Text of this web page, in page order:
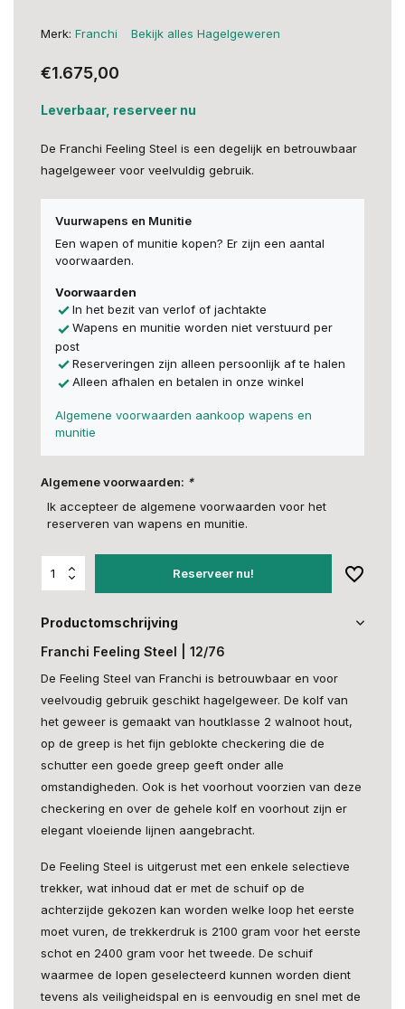
Merk: Franchi Bekijk alles Hagelgeweren
€1.675,00
Leverbaar, reserveer nu
De Franchi Feeling Steel is een degelijk en betrouwbaar
hagelgeweer voor veelvuldig gebruik.
Vuurwapens en Munitie
Een wapen of munitie kopen? Er zijn een aantal
voorwaarden.
Voorwaarden
In het bezit van verlof of jachtakte
Wapens en munitie worden niet verstuurd per
post
Reserveringen zijn alleen persoonlijk af te halen
Alleen afhalen en betalen in onze winkel
Algemene voorwaarden aankoop wapens en
munitie
Algemene voorwaarden: *
Ik accepteer de algemene voorwaarden voor het
reserveren van wapens en munitie.
Reserveer nu!
Productomschrijving
Franchi Feeling Steel | 12/76
De Feeling Steel van Franchi is betrouwbaar en voor
veelvoudig gebruik geschikt hagelgeweer. De kolf van
het geweer is gemaakt van houtklasse 2 walnoot hout,
op de greep is het fijn geblokte checkering die de
schutter een goede greep geeft onder alle
omstandigheden. Ook is het voorhout voorzien van deze
checkering en over de gehele kolf en voorhout zijn er
elegant vloeiende lijnen aangebracht.
De Feeling Steel is uitgerust met een enkele selectieve
trekker, wat inhoud dat er met de schuif op de
achterzijde gekozen kan worden welke loop het eerste
moet vuren, de trekkerdruk is 2100 gram voor het eerste
schot en 2400 gram voor het tweede. De schuif
waarmee de lopen geselecteerd kunnen worden dient
tevens als veiligheidspal en is eenvoudig en snel met de